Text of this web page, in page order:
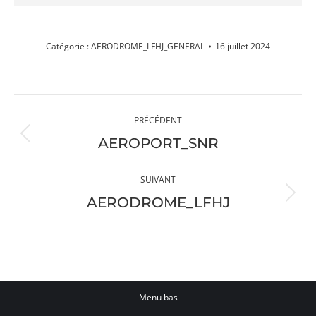
Catégorie :AERODROME_LFHJ_GENERAL 16 juillet 2024
album
PRÉCÉDENT
Album
:
AEROPORT_SNR
SUIVANT
Album
:
AERODROME_LFHJ
Menu bas